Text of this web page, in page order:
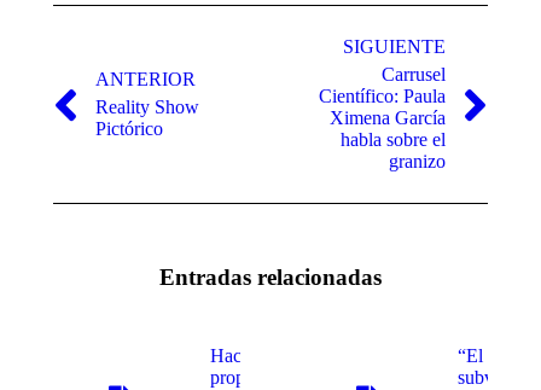
publicaciones
ANTERIOR
Publicación
anterior:
Reality Show
Pictórico
SIGUIENTE
Publicación
siguiente:
Carrusel
Científico: Paula
Ximena García
habla sobre el
granizo
Entradas relacionadas
Hacen
propuestas
“El acto